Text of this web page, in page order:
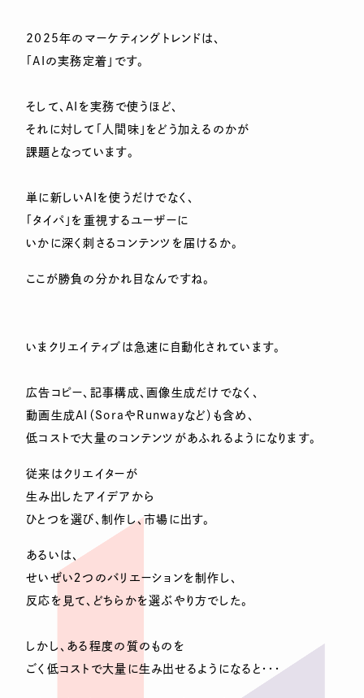
2025年のマーケティングトレンドは、
「AIの実務定着」です。
そして、AIを実務で使うほど、
それに対して「人間味」をどう加えるのかが
課題となっています。
単に新しいAIを使うだけでなく、
「タイパ」を重視するユーザーに
いかに深く刺さるコンテンツを届けるか。
ここが勝負の分かれ目なんですね。
いまクリエイティブは急速に自動化されています。
広告コピー、記事構成、画像生成だけでなく、
動画生成AI（SoraやRunwayなど）も含め、
低コストで大量のコンテンツがあふれるようになります。
従来はクリエイターが
生み出したアイデアから
ひとつを選び、制作し、市場に出す。
あるいは、
せいぜい２つのバリエーションを制作し、
反応を見て、どちらかを選ぶやり方でした。
しかし、ある程度の質のものを
ごく低コストで大量に生み出せるようになると・・・